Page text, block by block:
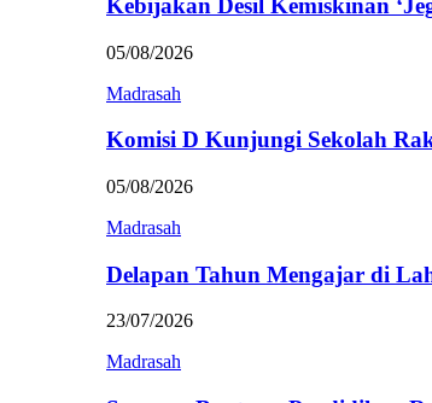
Kebijakan Desil Kemiskinan
05/08/2026
Madrasah
Komisi D Kunjungi Sekolah
05/08/2026
Madrasah
Delapan Tahun Mengajar di
23/07/2026
Madrasah